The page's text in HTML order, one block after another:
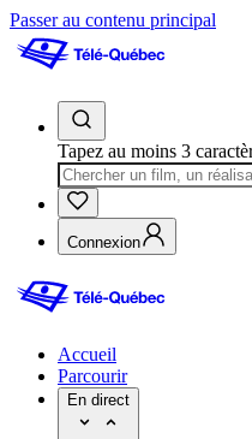
Passer au contenu principal
Tapez au moins 3
Connexion
Accueil
Parcourir
En direct